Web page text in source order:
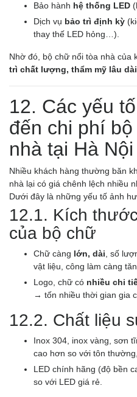
Bảo hành hệ thống LED
Dịch vụ bảo trì định kỳ
thay thế LED hỏng…).
Nhờ đó, bộ chữ nổi tòa nhà của
trì chất lượng, thẩm mỹ lâu dài
12. Các yếu
đến chi phí
nhà tại Hà Nội
Nhiều khách hàng thường băn
nhà lại có giá chênh lệch nhiều
Dưới đây là những yếu tố ảnh
12.1. Kích
của bộ chữ
Chữ càng lớn, dài , số
vật liệu, công làm càng
Logo, chữ có nhiều chi
→ tốn nhiều thời gian gia
12.2. Chất liệu
Inox 304, inox vàng, sơn
cao hơn so với tôn
LED chính hãng (độ bền
so với LED giá rẻ.